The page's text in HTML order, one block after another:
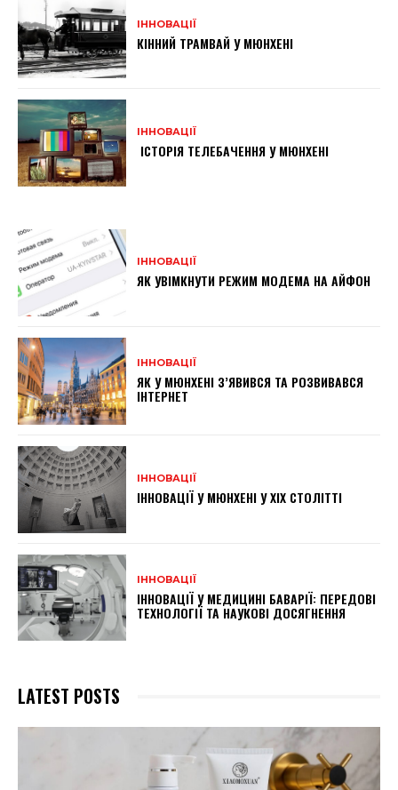
ІННОВАЦІЇ
КІННИЙ ТРАМВАЙ У МЮНХЕНІ
ІННОВАЦІЇ
ІСТОРІЯ ТЕЛЕБАЧЕННЯ У МЮНХЕНІ
ІННОВАЦІЇ
ЯК УВІМКНУТИ РЕЖИМ МОДЕМА НА АЙФОН
ІННОВАЦІЇ
ЯК У МЮНХЕНІ З’ЯВИВСЯ ТА РОЗВИВАВСЯ
ІНТЕРНЕТ
ІННОВАЦІЇ
ІННОВАЦІЇ У МЮНХЕНІ У ХІХ СТОЛІТТІ
ІННОВАЦІЇ
ІННОВАЦІЇ У МЕДИЦИНІ БАВАРІЇ: ПЕРЕДОВІ
ТЕХНОЛОГІЇ ТА НАУКОВІ ДОСЯГНЕННЯ
LATEST POSTS